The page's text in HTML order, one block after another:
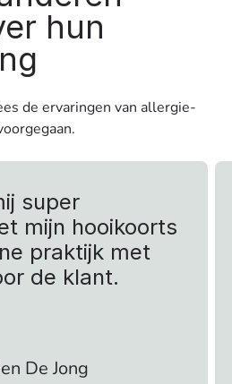
hun
de ervaringen van allergie-
super
mijn hooikoorts
praktijk met
de klant.
De Jong